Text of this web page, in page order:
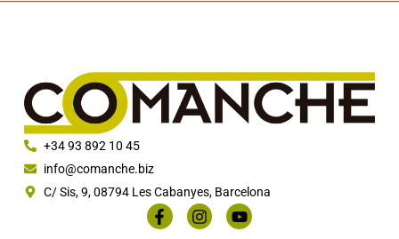
+34 93 892 10 45
info@comanche.biz
C/ Sis, 9, 08794 Les Cabanyes, Barcelona